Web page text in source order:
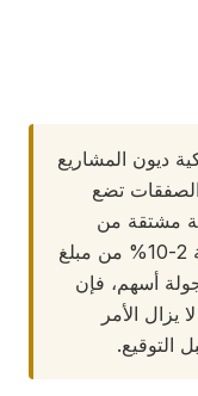
ديون المشاريع
الصفقات تضع
نسبة مشتقة من
تغطية الحقوق التي يتم تحديدها بنسبة 2-10% من مبلغ
تكلفها جولة أسهم، فإن
يزال الأمر
التوقيع.